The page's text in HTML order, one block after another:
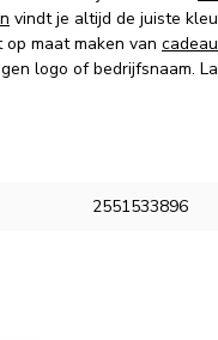
vindt je altijd de juiste
maat maken van
logo of bedrijfsnaam.
2551533896